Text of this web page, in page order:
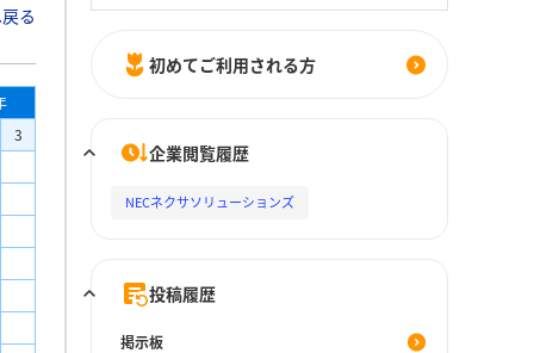
る
3
初めてご利用される方
企業閲覧履歴
NECネクサソリューションズ
投稿履歴
掲示板